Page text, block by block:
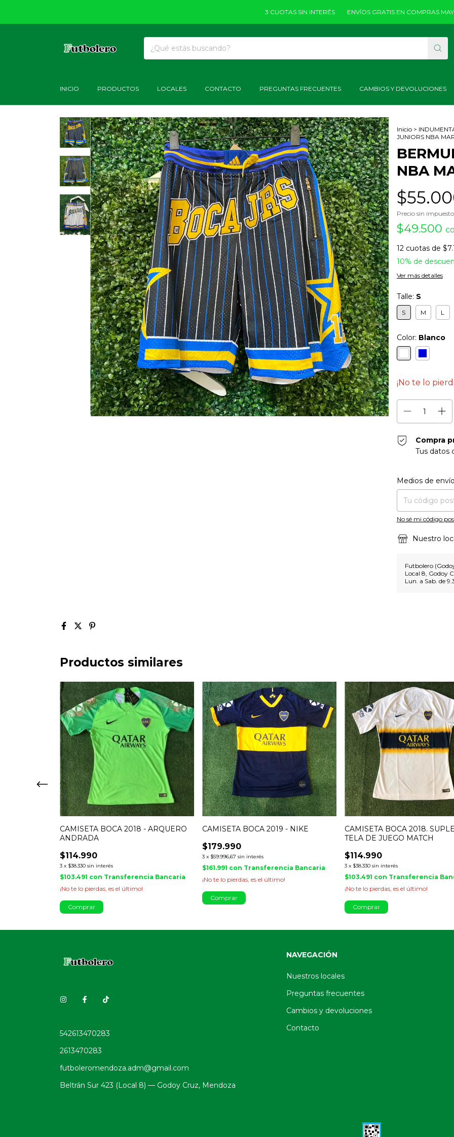
3 CUOTAS SIN INTERÉS ENVÍOS GRATIS EN COMPRAS MAYORES
INICIO PRODUCTOS LOCALES CONTACTO PREGUNTAS FRECUENTES CAMBIOS Y DEVOLUCIONES
1/3 Inicio >
JUNIORS NBA
NBA
Precio sin
$49.500
12 cuotas de
10% de
Ver más detalles
Talle: S
S M L
Color: Blanco
¡No te lo
Compra
Tus datos
Entregas para el CP:
Medios de envío
No sé mi código
Nuestro
Futbolero
Local 8, Godoy
Lun. a Sab. de
Productos similares
CAMISETA BOCA 2018 - ARQUERO
ANDRADA
$114.990
3 x $38.330 sin interés
$103.491 con Transferencia Bancaria
¡No te lo pierdas, es el último!
Comprar
CAMISETA BOCA 2019 - NIKE
$179.990
3 x $59.996,67 sin interés
$161.991 con Transferencia Bancaria
¡No te lo pierdas, es el último!
Comprar
CAMISETA BOCA 2018.
TELA DE JUEGO MATCH
$114.990
3 x $38.330 sin interés
$103.491 con Transferencia
¡No te lo pierdas, es el último!
Comprar
542613470283
2613470283
futboleromendoza.adm@gmail.com
Beltrán Sur 423 (Local 8) — Godoy Cruz, Mendoza
NAVEGACIÓN
Nuestros locales
Preguntas frecuentes
Cambios y devoluciones
Contacto